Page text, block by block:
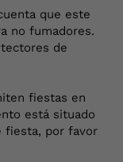
de
de
siempre
estilo y
es la
que este
no fumadores.
de
fiestas en
está situado
fiesta, por favor